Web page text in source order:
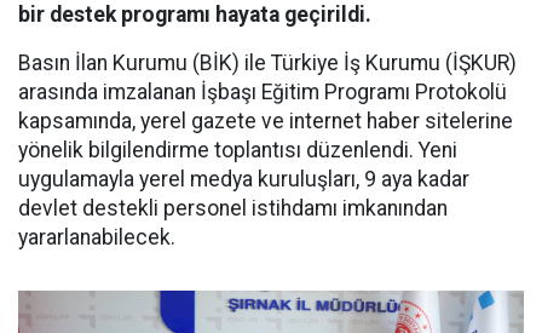
bir destek programı hayata geçirildi.
Basın İlan Kurumu (BİK) ile Türkiye İş Kurumu (İŞKUR)
arasında imzalanan İşbaşı Eğitim Programı Protokolü
kapsamında, yerel gazete ve internet haber sitelerine
yönelik bilgilendirme toplantısı düzenlendi. Yeni
uygulamayla yerel medya kuruluşları, 9 aya kadar
devlet destekli personel istihdamı imkanından
yararlanabilecek.